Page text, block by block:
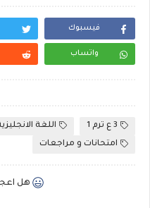
فيسبوك
واتساب
3 ع ترم 1 اللغة
امتحانات و مراجعات
هل